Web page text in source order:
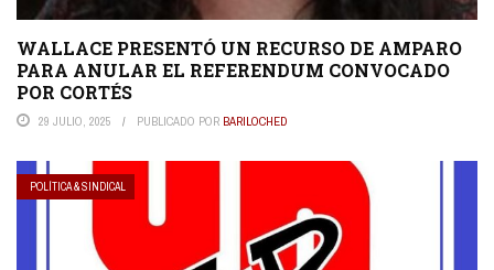
WALLACE PRESENTÓ UN RECURSO DE AMPARO
PARA ANULAR EL REFERENDUM CONVOCADO
POR CORTÉS
29 JULIO, 2025 PUBLICADO POR BARILOCHED
POLÍTICA & SINDICAL